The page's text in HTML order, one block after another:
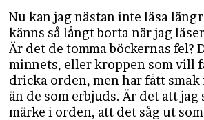
Nu kan jag nästan inte läsa
känns så långt borta när jag
Är det de tomma böckernas fel?
minnets, eller kroppen som vill
dricka orden, men har fått
än de som erbjuds. Är det att jag
märke i orden, att det såg ut